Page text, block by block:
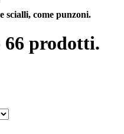
scialli, come punzoni.
66 prodotti.